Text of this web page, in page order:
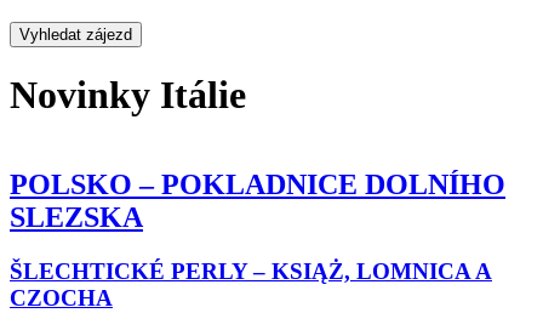
Novinky Itálie
SLEZSKA
A CZOCHA
MINULOSTI
FRANCIE – ALSASKO A
LOTRINSKO
ŠTRASBURK A KOUZLO ALSASKÉ
VINNÉ STEZKY